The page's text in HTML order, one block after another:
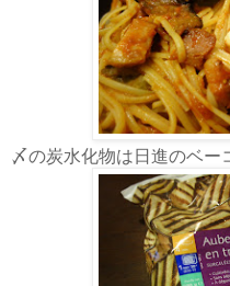
〆の炭水化物は日進のベー